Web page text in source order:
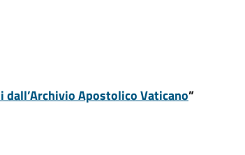
Apostolico Vaticano”